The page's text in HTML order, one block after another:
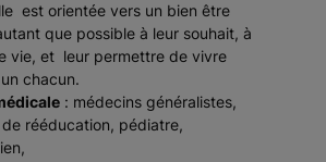
est orientée vers un bien être
que possible à leur souhait, à
vie, et leur permettre de vivre
chacun.
: médecins généralistes,
rééducation, pédiatre,